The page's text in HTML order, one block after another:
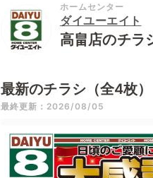
ホームセンター
ダイユーエイト
高畠店のチラ
最新のチラシ（全4枚）
最終更新：2026/08/05